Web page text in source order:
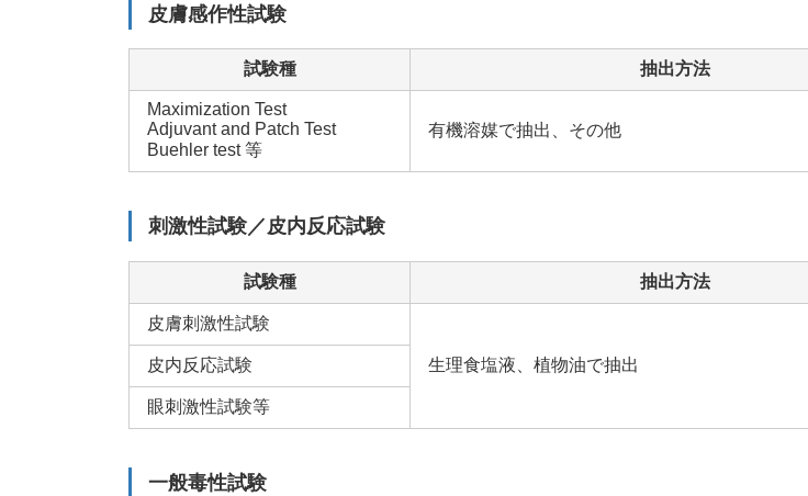
皮膚感作性試験
試験種 抽出方法
Maximization Test
Adjuvant and Patch Test
Buehler test 等
有機溶媒で抽出、その他
刺激性試験／皮内反応試験
試験種 抽出方法
皮膚刺激性試験
生理食塩液、植物油で抽出
皮内反応試験
眼刺激性試験等
一般毒性試験